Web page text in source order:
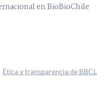
en BioBioChile
Ética y transparencia de BBCL